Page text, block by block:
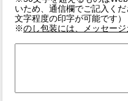
いため、通信欄でご記入く
文字程度の印字が可能です）
※のし包装には、メッセー